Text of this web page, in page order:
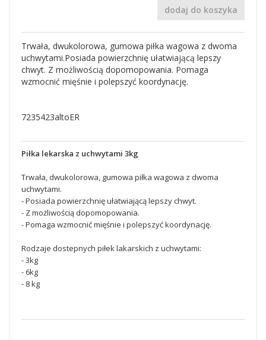
dodaj do koszyka
Trwała, dwukolorowa, gumowa piłka wagowa z dwoma
uchwytami.Posiada powierzchnię ułatwiającą lepszy
chwyt. Z możliwością dopomopowania. Pomaga
wzmocnić mięśnie i polepszyć koordynację.
7235423altoER
Piłka lekarska z uchwytami 3kg
Trwała, dwukolorowa, gumowa piłka wagowa z dwoma
uchwytami.
- Posiada powierzchnię ułatwiającą lepszy chwyt.
- Z możliwością dopomopowania.
- Pomaga wzmocnić mięśnie i polepszyć koordynację.
Rodzaje dostepnych piłek lakarskich z uchwytami:
- 3kg
- 6kg
- 8 kg